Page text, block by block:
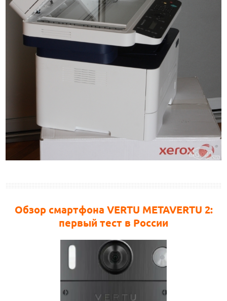
Обзор смартфона VERTU METAVERTU 2:
первый тест в России